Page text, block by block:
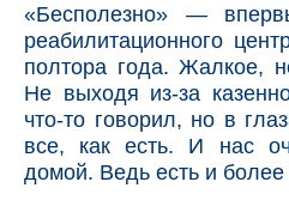
«Бесполезно» —
реабилитационного
полтора года. Жалкое,
Не выходя из-за
что-то говорил, но в
все, как есть. И нас
домой. Ведь есть и